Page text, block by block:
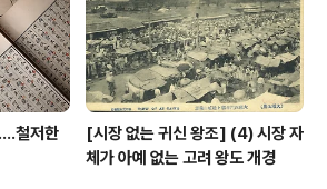
가 그것이고 둘째, 박정희니, 1
가..
철저한
[시장 없는 귀신 왕조] (4) 시장 자
체가 아예 없는 고려 왕도 개경